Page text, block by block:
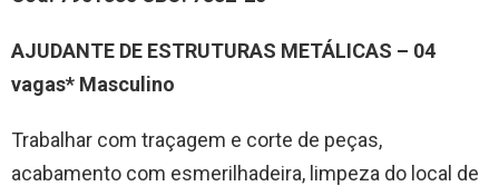
AJUDANTE DE ESTRUTURAS METÁLICAS – 04
vagas* Masculino
Trabalhar com traçagem e corte de peças,
acabamento com esmerilhadeira, limpeza do local de